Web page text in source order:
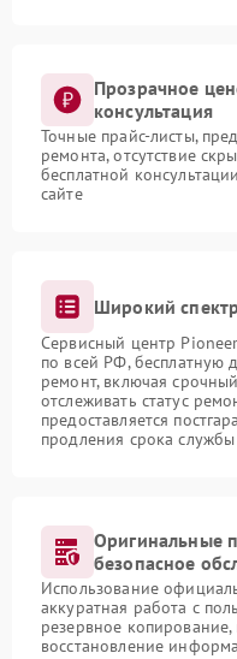
Прозрачное
консультация
Точные прайс-листы,
ремонта, отсутствие
бесплатной
сайте
Широкий
Сервисный центр
по всей РФ, бесплатную
ремонт, включая
отслеживать статус
предоставляется
продления срока
Оригинальные
безопасное
Использование
аккуратная работа с
резервное
восстановление